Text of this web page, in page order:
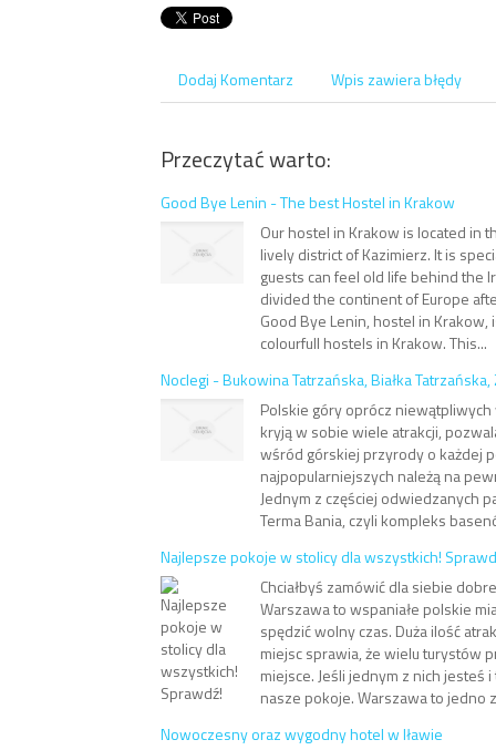
Dodaj Komentarz Wpis zawiera błędy
Przeczytać warto:
Good Bye Lenin - The best Hostel in Krakow
Our hostel in Krakow is located in
lively district of Kazimierz. It is
guests can feel old life behind the
divided the continent of Europe
Good Bye Lenin, hostel in
colourfull hostels in Krakow. This...
Noclegi - Bukowina Tatrzańska, Białka
Polskie góry oprócz
kryją w sobie wiele atrakcji,
wśród górskiej przyrody o każdej
najpopularniejszych należą na
Jednym z częściej odwiedzanych
Terma Bania, czyli kompleks
Najlepsze pokoje w stolicy dla wszystkich!
Chciałbyś zamówić dla siebie
Warszawa to wspaniałe polskie
spędzić wolny czas. Duża ilość
miejsc sprawia, że wielu turystów
miejsce. Jeśli jednym z nich jesteś
nasze pokoje. Warszawa to jedno
Nowoczesny oraz wygodny hotel w Iławie